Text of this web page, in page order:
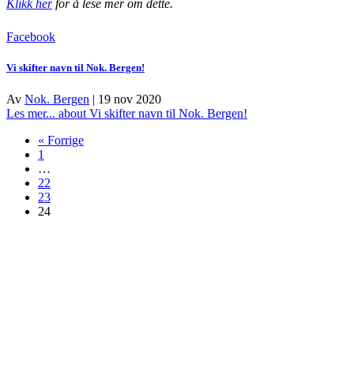
Klikk herfor å lese mer om dette.
Facebook
Vi skifter navn til Nok. Bergen!
Av Nok. Bergen | 19 nov 2020
Les mer... about Vi skifter navn til Nok. Bergen!
« Forrige
1
…
22
23
24